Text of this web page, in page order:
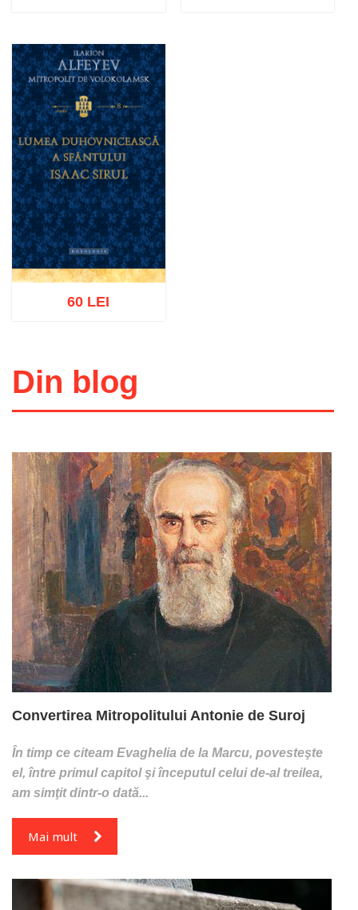
Stoc epuizat
Adaugă în coș
60 LEI
Din blog
Convertirea Mitropolitului Antonie de Suroj
În timp ce citeam Evaghelia de la Marcu, povesteşte
el, între primul capitol şi începutul celui de-al treilea,
am simţit dintr-o dată...
Mai mult